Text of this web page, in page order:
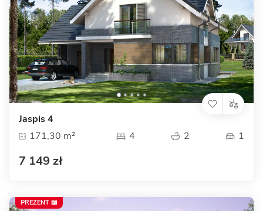
Jaspis 4
171,30 m²
4 2 1
7 149 zł
PREZENT 📖